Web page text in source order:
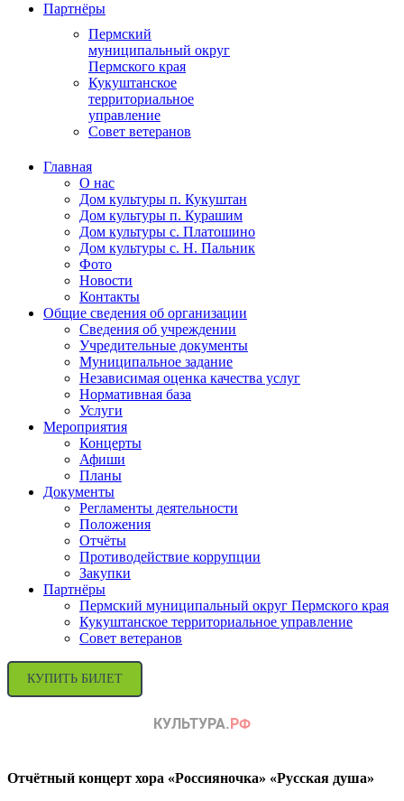
Партнёры
Пермский
муниципальный округ
Пермского края
Кукуштанское
территориальное
управление
Совет ветеранов
Главная
О нас
Дом культуры п. Кукуштан
Дом культуры п. Курашим
Дом культуры с. Платошино
Дом культуры с. Н. Пальник
Фото
Новости
Контакты
Общие сведения об организации
Сведения об учреждении
Учредительные документы
Муниципальное задание
Независимая оценка качества услуг
Нормативная база
Услуги
Мероприятия
Концерты
Афиши
Планы
Документы
Регламенты деятельности
Положения
Отчёты
Противодействие коррупции
Закупки
Партнёры
Пермский муниципальный округ Пермского края
Кукуштанское территориальное управление
Совет ветеранов
КУПИТЬ БИЛЕТ
Отчётный концерт хора «Россияночка» «Русская душа»